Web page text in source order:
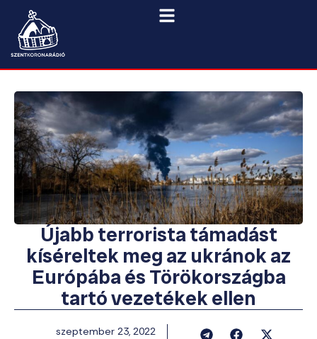
Újabb terrorista támadást
kíséreltek meg az ukránok az
Európába és Törökországba
tartó vezetékek ellen
szeptember 23, 2022